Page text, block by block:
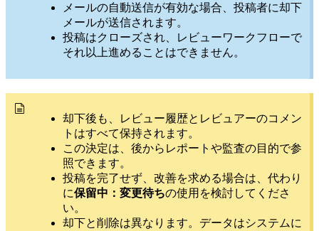
メールの自動送信が有効な場合、投稿者に却下
メールが送信されます。
投稿はクローズされ、レビューワークフローで
それ以上進めることはできません。
却下後も、レビュー履歴とレビュアーのコメン
トはすべて保持されます。
この決定は、後からレポートや監査の目的で参
照できます。
投稿を完了せず、改善を求める場合は、代わり
に保留中：変更待ちの使用を検討してくださ
い。
却下と削除は異なります。データはシステムに